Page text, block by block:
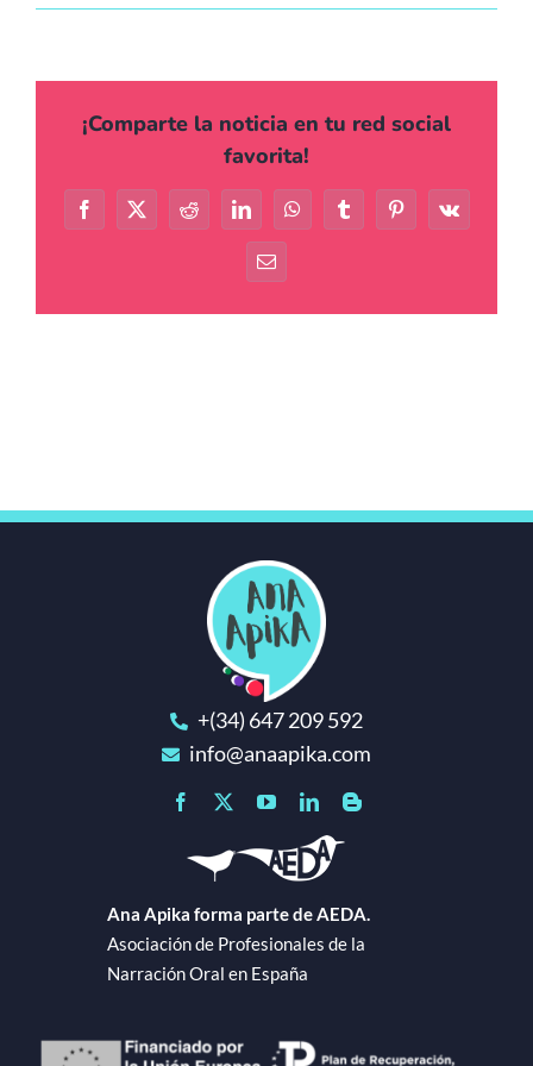
Contacto
¡Comparte la noticia en tu red social
favorita!
Facebook
X RedditLinkedInWhatsAppTumblrPinterest
Vk
Correo
electrónico
+(34) 647 209 592
info@anaapika.com
Ana Apika forma parte de AEDA.
Asociación de Profesionales de la
Narración Oral en España